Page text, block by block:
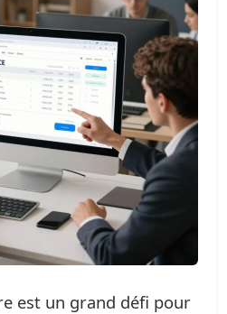
est un grand défi pour